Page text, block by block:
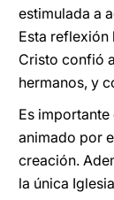
estimulada a
Esta reflexión
Cristo confió
hermanos, y
Es
animado por
creación.
la única